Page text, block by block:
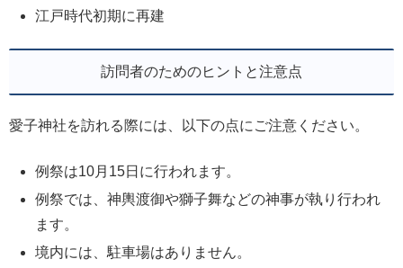
江戸時代初期に再建
訪問者のためのヒントと注意点
愛子神社を訪れる際には、以下の点にご注意ください。
例祭は10月15日に行われます。
例祭では、神輿渡御や獅子舞などの神事が執り行われ
ます。
境内には、駐車場はありません。